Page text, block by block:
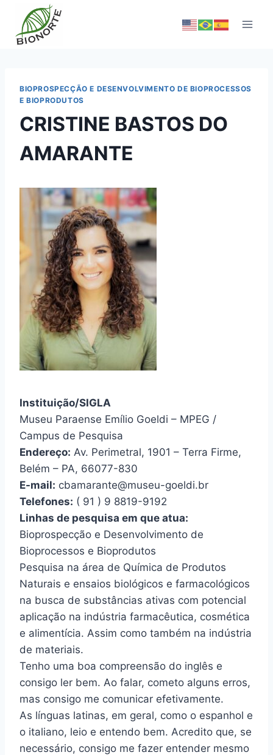
BIOPROSPECÇÃO E DESENVOLVIMENTO DE BIOPROCESSOS
E BIOPRODUTOS
CRISTINE BASTOS DO
AMARANTE
Instituição/SIGLA
Museu Paraense Emílio Goeldi – MPEG /
Campus de Pesquisa
Endereço: Av. Perimetral, 1901 – Terra Firme,
Belém – PA, 66077-830
E-mail: cbamarante@museu-goeldi.br
Telefones: ( 91 ) 9 8819-9192
Linhas de pesquisa em que atua:
Bioprospecção e Desenvolvimento de
Bioprocessos e Bioprodutos
Pesquisa na área de Química de Produtos
Naturais e ensaios biológicos e farmacológicos
na busca de substâncias ativas com potencial
aplicação na indústria farmacêutica, cosmética
e alimentícia. Assim como também na indústria
de materiais.
Tenho uma boa compreensão do inglês e
consigo ler bem. Ao falar, cometo alguns erros,
mas consigo me comunicar efetivamente.
As línguas latinas, em geral, como o espanhol e
o italiano, leio e entendo bem. Acredito que, se
necessário, consigo me fazer entender mesmo